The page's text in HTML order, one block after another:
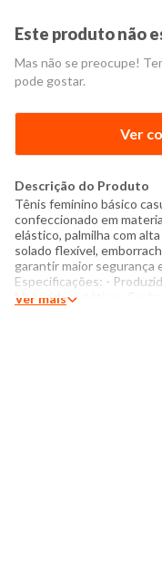
Este produto não
Mas não se preocupe!
pode gostar.
Ver
Descrição do Produto
Tênis feminino básico
confeccionado em
elástico, palmilha com
solado flexível,
garantir maior segurança
Especificações: -
Material: sintético -
Ver mais